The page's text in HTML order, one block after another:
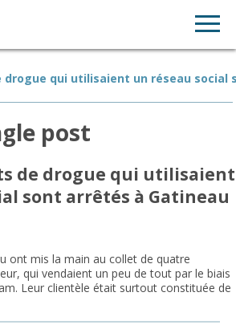
drogue qui utilisaient un réseau social
post
de drogue qui utilisaient
sont arrêtés à Gatineau
ont mis la main au collet de quatre
qui vendaient un peu de tout par le biais
Leur clientèle était surtout constituée de